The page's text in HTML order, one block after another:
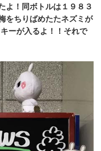
よ！同ボトルは１９８３
をちりばめたたネズミが
ーが入るよ！！それで